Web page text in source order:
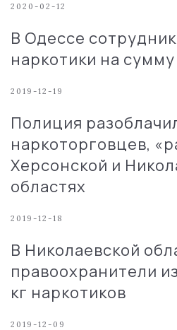
2020-02-12
В Одессе
наркотики на
2019-12-19
Полиция
наркоторговцев,
Херсонской и
областях
2019-12-18
В Николаевской
правоохранители
кг наркотиков
2019-12-09